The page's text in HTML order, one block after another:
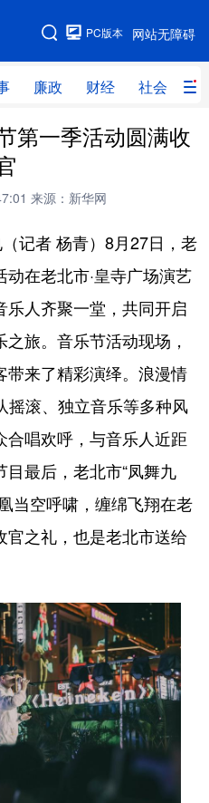
网站无障碍
PC版本
廉政 财经 社会 科
地图
时政 人事
直播 无人机
上海 江苏
福建 江西
湖北 湖南
海南 重庆
云南 西藏
黑龙江
Français عربى
한국어
第一季活动圆满收
来源：新华网
记者 杨青）8月27日，老
在老北市·皇寺广场演艺
人齐聚一堂，共同开启
旅。音乐节活动现场，
来了精彩演绎。浪漫情
摇滚、独立音乐等多种风
唱欢呼，与音乐人近距
最后，老北市“凤舞九
当空呼啸，缠绵飞翔在老
之礼，也是老北市送给